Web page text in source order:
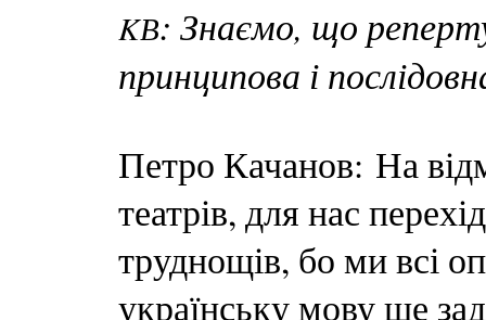
KВ: Знаємо, що
принципова і
Петро Качанов: На
театрів, для нас
труднощів, бо ми всі
українську мову ще